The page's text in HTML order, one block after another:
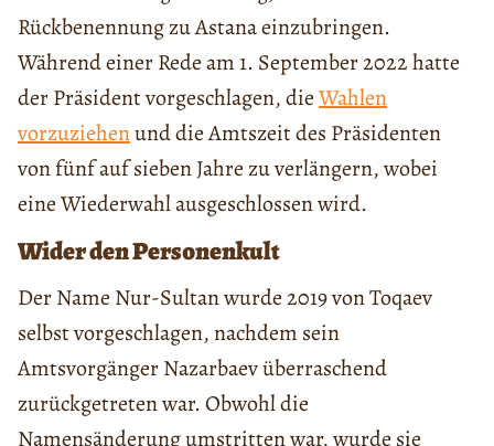
Rückbenennung zu Astana einzubringen.
Während einer Rede am 1. September 2022 hatte
der Präsident vorgeschlagen, dieWahlen
vorzuziehenund die Amtszeit des Präsidenten
von fünf auf sieben Jahre zu verlängern, wobei
eine Wiederwahl ausgeschlossen wird.
Wider den Personenkult
Der Name Nur-Sultan wurde 2019 von Toqaev
selbst vorgeschlagen, nachdem sein
Amtsvorgänger Nazarbaev überraschend
zurückgetreten war. Obwohl die
Namensänderung umstritten war, wurde sie